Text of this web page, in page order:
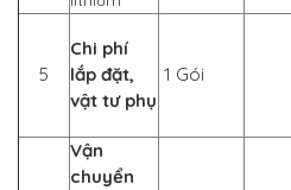
5
Chi phí
lắp đặt,
vật tư phụ
1 Gói
Vận
chuyển